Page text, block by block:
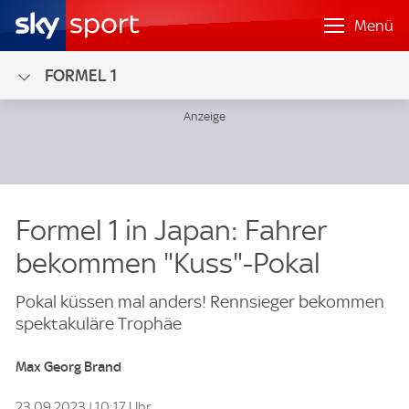
Menü
FORMEL 1
Formel 1 in Japan: Fahrer
bekommen "Kuss"-Pokal
Pokal küssen mal anders! Rennsieger bekommen
spektakuläre Trophäe
Max Georg Brand